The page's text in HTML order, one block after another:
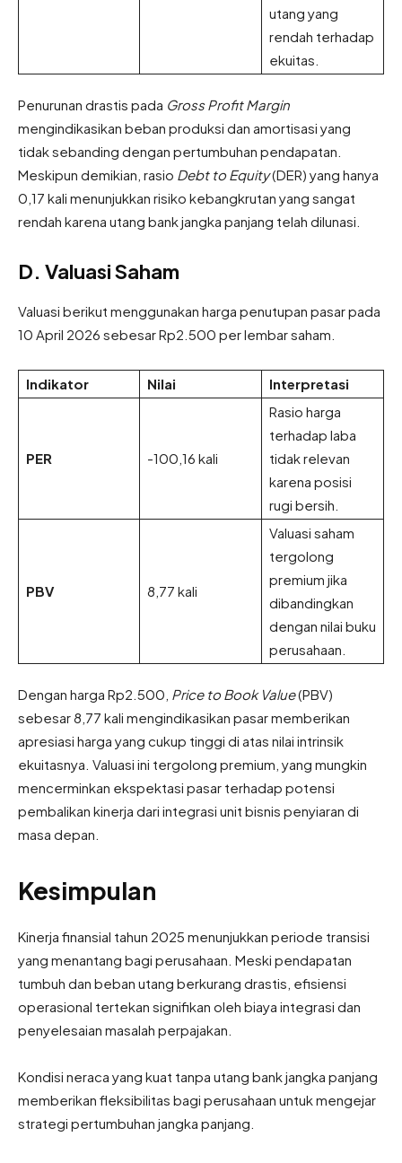
utang yang
rendah terhadap
ekuitas.
Penurunan drastis pada Gross Profit Margin
mengindikasikan beban produksi dan amortisasi yang
tidak sebanding dengan pertumbuhan pendapatan.
Meskipun demikian, rasio Debt to Equity(DER) yang hanya
0,17 kali menunjukkan risiko kebangkrutan yang sangat
rendah karena utang bank jangka panjang telah dilunasi.
D. Valuasi Saham
Valuasi berikut menggunakan harga penutupan pasar pada
10 April 2026 sebesar Rp2.500 per lembar saham.
Indikator Nilai Interpretasi
PER -100,16 kali
Rasio harga
terhadap laba
tidak relevan
karena posisi
rugi bersih.
PBV 8,77 kali
Valuasi saham
tergolong
premium jika
dibandingkan
dengan nilai buku
perusahaan.
Dengan harga Rp2.500, Price to Book Value(PBV)
sebesar 8,77 kali mengindikasikan pasar memberikan
apresiasi harga yang cukup tinggi di atas nilai intrinsik
ekuitasnya. Valuasi ini tergolong premium, yang mungkin
mencerminkan ekspektasi pasar terhadap potensi
pembalikan kinerja dari integrasi unit bisnis penyiaran di
masa depan.
Kesimpulan
Kinerja finansial tahun 2025 menunjukkan periode transisi
yang menantang bagi perusahaan. Meski pendapatan
tumbuh dan beban utang berkurang drastis, efisiensi
operasional tertekan signifikan oleh biaya integrasi dan
penyelesaian masalah perpajakan.
Kondisi neraca yang kuat tanpa utang bank jangka panjang
memberikan fleksibilitas bagi perusahaan untuk mengejar
strategi pertumbuhan jangka panjang.